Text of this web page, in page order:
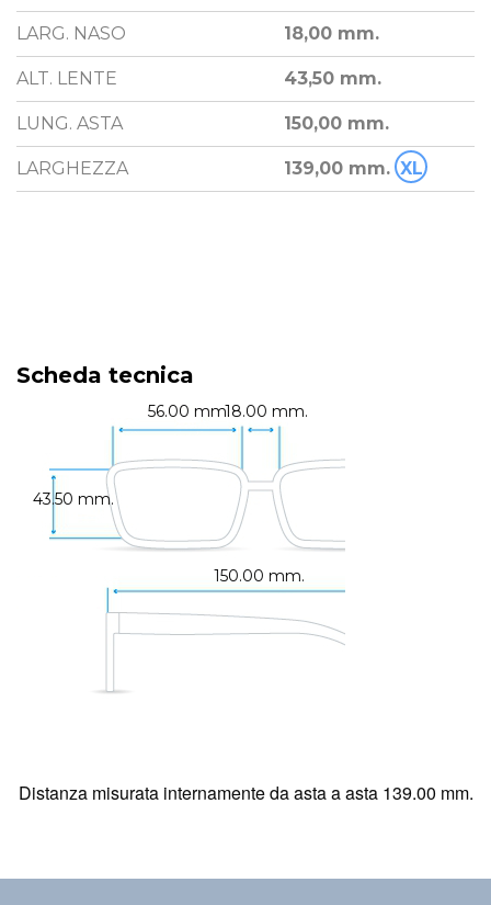
LARG. NASO 18,00 mm.
ALT. LENTE 43,50 mm.
LUNG. ASTA 150,00 mm.
LARGHEZZA 139,00 mm. XL
Scheda tecnica
56.00 mm.18.00 mm.
150.00 mm.
43.50 mm.
Distanza misurata internamente da asta a asta 139.00 mm.